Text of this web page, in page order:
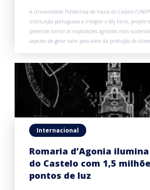
A Universidade Politécnica de Viana do Castelo
instituição portuguesa a integrar o My Farm, projeto
pretende tornar as explorações agrícolas mais
capazes de gerar valor para além da produção de
Internacional
Romaria d’Agonia
do Castelo com 1,5
pontos de luz